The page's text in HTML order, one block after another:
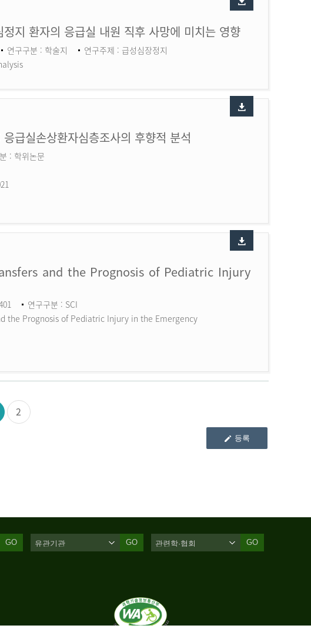
지 환자의 응급실 내원 직후 사망에 미치는 영향
연구구분 : 학술지
연구주제 : 급성심장정지
급실손상환자심층조사의 후향적 분석
: 학위논문
and the Prognosis of Pediatric Injury
연구구분 : SCI
the Prognosis of Pediatric Injury in the Emergency
2
등록
GO GO GO